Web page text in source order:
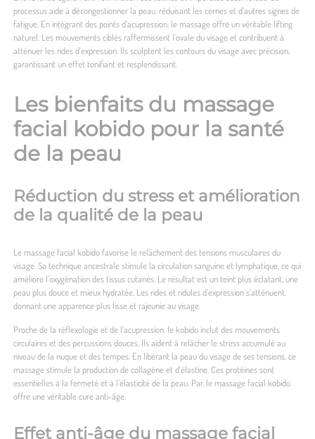
processus aide à décongestionner la peau, réduisant les cernes et d’autres signes de
fatigue. En intégrant des points d’acupression, le massage offre un véritable lifting
naturel. Les mouvements ciblés raffermissent l’ovale du visage et contribuent à
atténuer les rides d’expression. Ils sculptent les contours du visage avec précision,
garantissant un effet tonifiant et resplendissant.
Les bienfaits du massage
facial kobido pour la santé
de la peau
Réduction du stress et amélioration
de la qualité de la peau
Le massage facial kobido favorise le relâchement des tensions musculaires du
visage. Sa technique ancestrale stimule la circulation sanguine et lymphatique, ce qui
améliore l’oxygénation des tissus cutanés. Le résultat est un teint plus éclatant, une
peau plus douce et mieux hydratée. Les rides et ridules d’expression s’atténuent,
donnant une apparence plus lisse et rajeunie au visage.
Proche de la réflexologie et de l’acupression, le kobido inclut des mouvements
circulaires et des percussions douces. Ils aident à relâcher le stress accumulé au
niveau de la nuque et des tempes. En libérant la peau du visage de ses tensions, ce
massage stimule la production de collagène et d’élastine. Ces protéines sont
essentielles à la fermeté et à l’élasticité de la peau. Par, le massage facial kobido
offre une véritable cure anti-âge.
Effet anti-âge du massage facial